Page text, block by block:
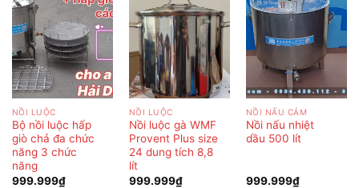
NỒI LUỘC
Bộ nồi luộc hấp
giò chả đa chức
năng 3 chức
năng
999.999₫
NỒI LUỘC
Nồi luộc gà WMF
Provent Plus size
24 dung tích 8,8
lít
999.999₫
NỒI NẤU CÁM
Nồi nấu nhiệt
dầu 500 lít
999.999₫